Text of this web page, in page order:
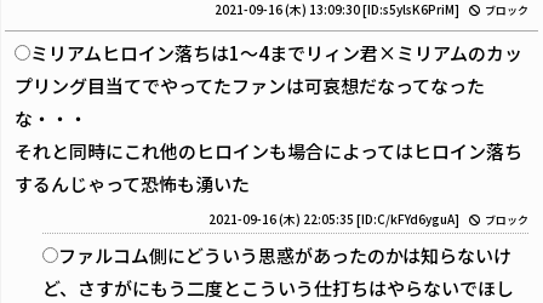
2021-09-16 (木) 13:09:30[ID:s5ylsK6PriM] ブロック
ミリアムヒロイン落ちは1〜4までリィン君×ミリアムのカッ
プリング目当てでやってたファンは可哀想だなってなった
な・・・
それと同時にこれ他のヒロインも場合によってはヒロイン落ち
するんじゃって恐怖も湧いた
2021-09-16 (木) 22:05:35 [ID:C/kFYd6yguA] ブロック
ファルコム側にどういう思惑があったのかは知らないけ
ど、さすがにもう二度とこういう仕打ちはやらないでほし